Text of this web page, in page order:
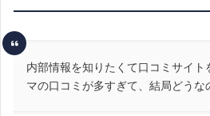
内部情報を知りたくて口コミサイ
マの口コミが多すぎて、結局どうな